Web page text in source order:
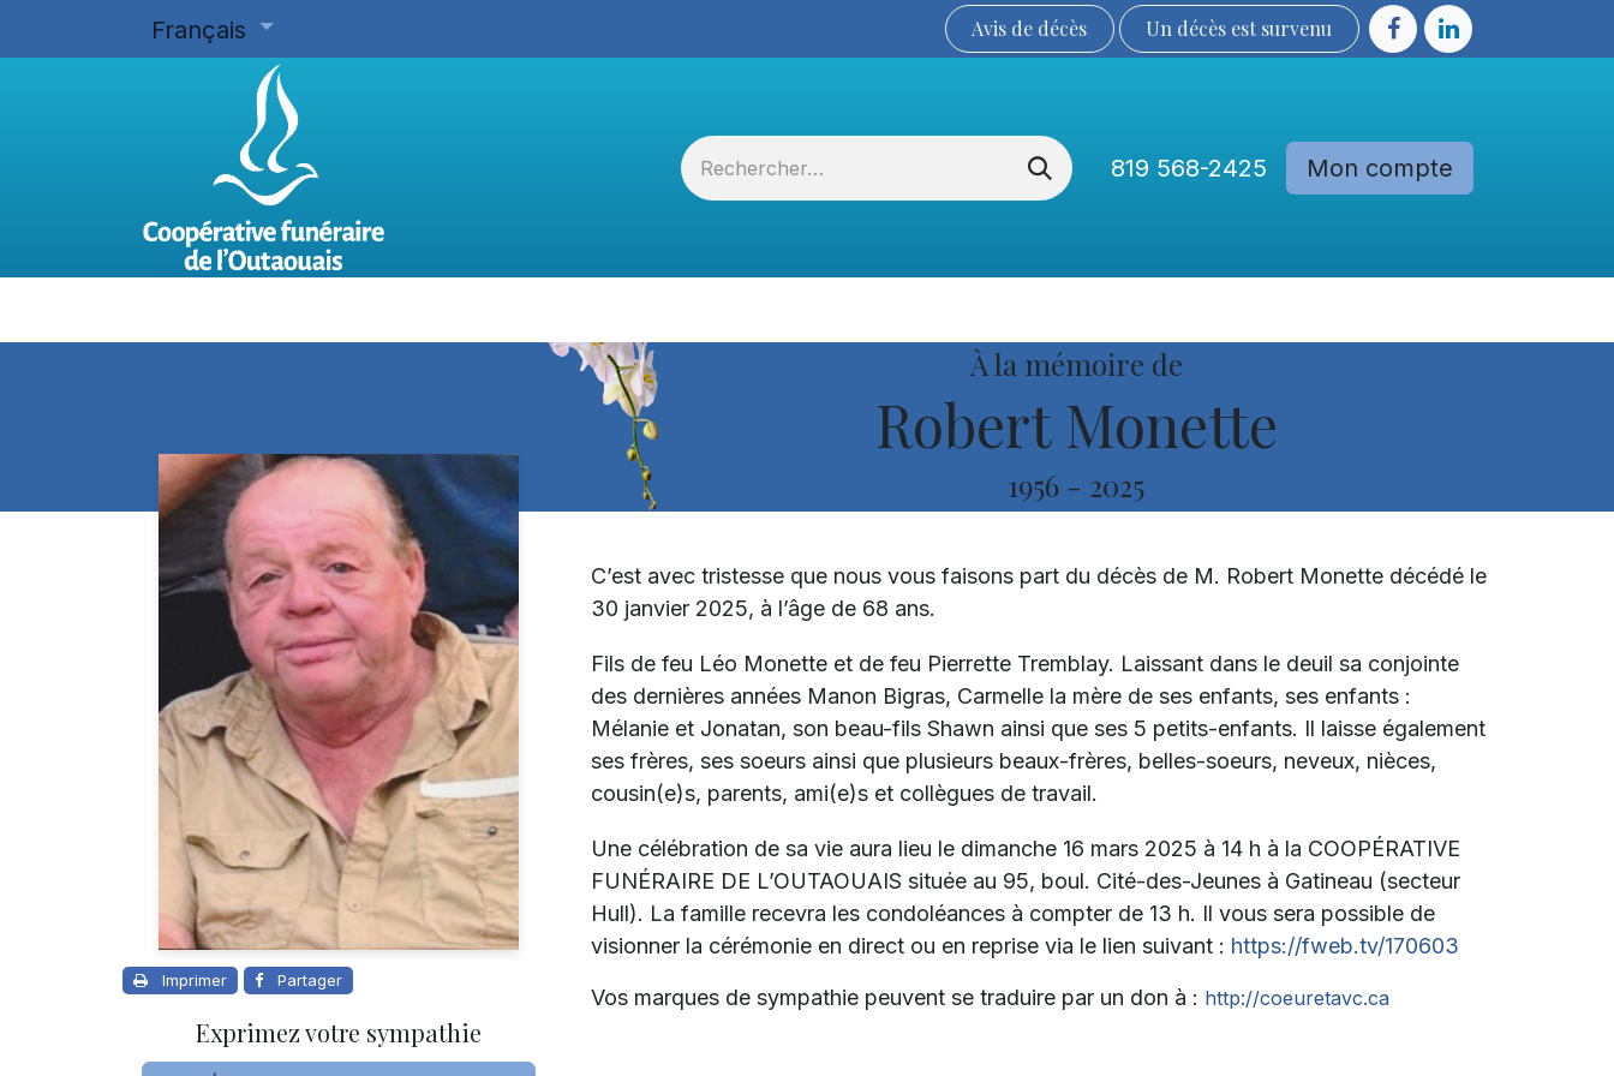
Français Avis de décès Un décès est sur​​​​​​​​ve​nu​​​​​​​​​​
819 568-2425 Mon compte
À la mémoire de
Robert Monette
1956 - 2025
Imprimer Partager
Exprimez votre sympathie
C’est avec tristesse que nous vous faisons part du décès de M. Robert Monette décédé le
30 janvier 2025, à l’âge de 68 ans.
Fils de feu Léo Monette et de feu Pierrette Tremblay. Laissant dans le deuil sa conjointe
des dernières années Manon Bigras, Carmelle la mère de ses enfants, ses enfants :
Mélanie et Jonatan, son beau-fils Shawn ainsi que ses 5 petits-enfants. Il laisse également
ses frères, ses soeurs ainsi que plusieurs beaux-frères, belles-soeurs, neveux, nièces,
cousin(e)s, parents, ami(e)s et collègues de travail.
Une célébration de sa vie aura lieu le dimanche 16 mars 2025 à 14 h à la COOPÉRATIVE
FUNÉRAIRE DE L’OUTAOUAIS située au 95, boul. Cité-des-Jeunes à Gatineau (secteur
Hull). La famille recevra les condoléances à compter de 13 h. Il vous sera possible de
visionner la cérémonie en direct ou en reprise via le lien suivant : https://fweb.tv/170603
Vos marques de sympathie peuvent se traduire par un don à : http://coeuretavc.ca